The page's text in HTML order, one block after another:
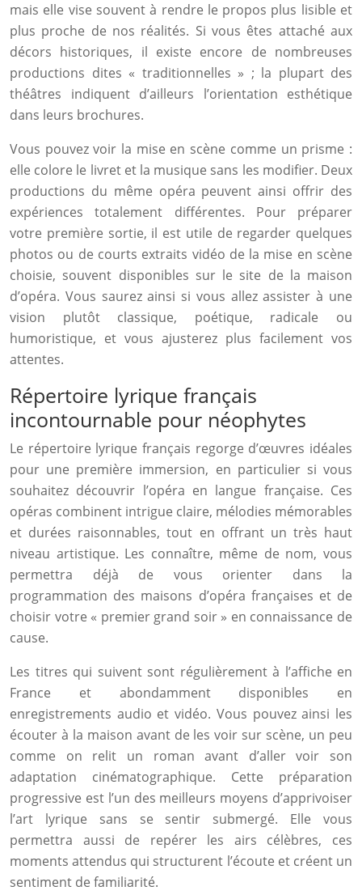
mais elle vise souvent à rendre le propos plus lisible et
plus proche de nos réalités. Si vous êtes attaché aux
décors historiques, il existe encore de nombreuses
productions dites « traditionnelles » ; la plupart des
théâtres indiquent d’ailleurs l’orientation esthétique
dans leurs brochures.
Vous pouvez voir la mise en scène comme un prisme :
elle colore le livret et la musique sans les modifier. Deux
productions du même opéra peuvent ainsi offrir des
expériences totalement différentes. Pour préparer
votre première sortie, il est utile de regarder quelques
photos ou de courts extraits vidéo de la mise en scène
choisie, souvent disponibles sur le site de la maison
d’opéra. Vous saurez ainsi si vous allez assister à une
vision plutôt classique, poétique, radicale ou
humoristique, et vous ajusterez plus facilement vos
attentes.
Répertoire lyrique français
incontournable pour néophytes
Le répertoire lyrique français regorge d’œuvres idéales
pour une première immersion, en particulier si vous
souhaitez découvrir l’opéra en langue française. Ces
opéras combinent intrigue claire, mélodies mémorables
et durées raisonnables, tout en offrant un très haut
niveau artistique. Les connaître, même de nom, vous
permettra déjà de vous orienter dans la
programmation des maisons d’opéra françaises et de
choisir votre « premier grand soir » en connaissance de
cause.
Les titres qui suivent sont régulièrement à l’affiche en
France et abondamment disponibles en
enregistrements audio et vidéo. Vous pouvez ainsi les
écouter à la maison avant de les voir sur scène, un peu
comme on relit un roman avant d’aller voir son
adaptation cinématographique. Cette préparation
progressive est l’un des meilleurs moyens d’apprivoiser
l’art lyrique sans se sentir submergé. Elle vous
permettra aussi de repérer les airs célèbres, ces
moments attendus qui structurent l’écoute et créent un
sentiment de familiarité.